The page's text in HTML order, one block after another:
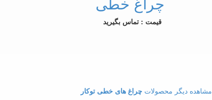
قیمت : تماس بگیرید
مشاهده دیگر محصولات چراغ های خطی توکار